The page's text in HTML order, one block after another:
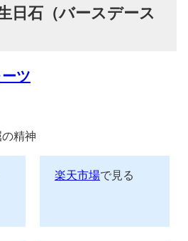
日石（バースデース
ツ
精神
楽天市場で見る